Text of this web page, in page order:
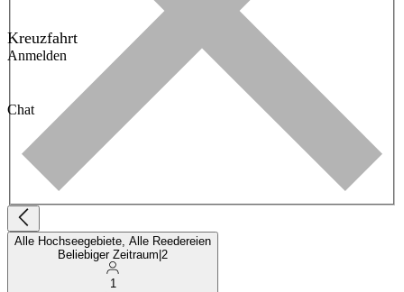
Kreuzfahrt
Anmelden
Chat
Alle Hochseegebiete, Alle Reedereien
Beliebiger Zeitraum 2
1